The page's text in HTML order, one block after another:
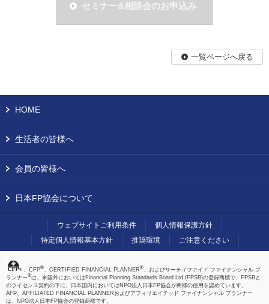
セミナー&相談会のお申込み
一覧ページへ戻る
HOME
生活者の皆様へ
会員の皆様へ
日本FP協会について
ウェブサイトご利用条件
個人情報保護方針
特定個人情報基本方針
推奨環境 ご注意ください
、CFP®、CERTIFIED FINANCIAL PLANNER®、およびサーティファイド ファイナンシャル プ
ランナー®は、米国外においてはFinancial Planning Standards Board Ltd.(FPSB)の登録商標で、FPSBと
のライセンス契約の下に、日本国内においてはNPO法人日本FP協会が商標の使用を認めています。
AFP、AFFILIATED FINANCIAL PLANNERおよびアフィリエイテッド ファイナンシャル プランナー
は、NPO法人日本FP協会の登録商標です。